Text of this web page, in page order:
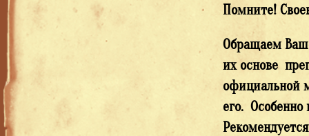
Помните!
Обращаем
их основе
официальной
его.